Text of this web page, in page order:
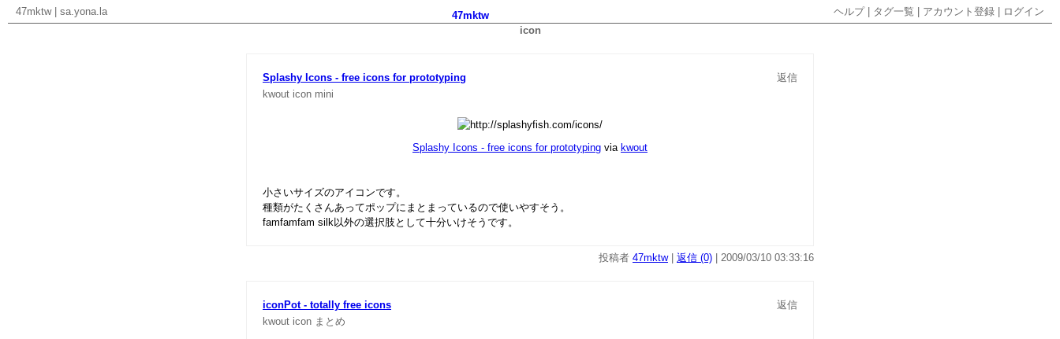
47mktw| sa.yona.la ヘルプ| タグ一覧 アカウント登録 ログイン
47mktw
icon
Splashy Icons - free icons for prototyping
返信
kwout icon mini
Splashy Icons - free icons for prototyping via kwout
小さいサイズのアイコンです。
種類がたくさんあってポップにまとまっているので使いやすそう。
famfamfam silk以外の選択肢として十分いけそうです。
投稿者 47mktw| 返信 (0) | 2009/03/10 03:33:16
iconPot - totally free icons
返信
kwout icon まとめ